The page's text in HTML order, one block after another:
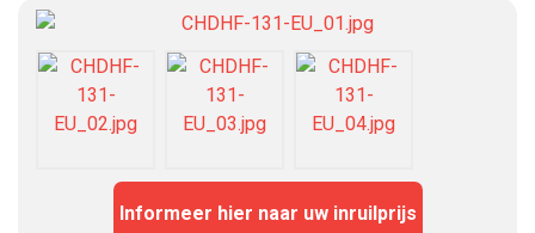
Informeer hier naar uw inruilprijs